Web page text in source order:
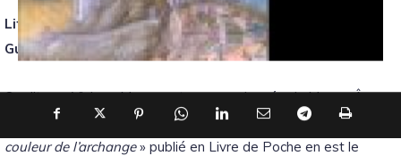
Littérature sans Frontières est une chronique de Pierre
Guelff.
On dit que Viviane Moore est une passionnée du Moyen Âge.
Effectivement, elle excelle dans ce domaine et son roman «
couleur de l’archange» publié en Livre de Poche en est le